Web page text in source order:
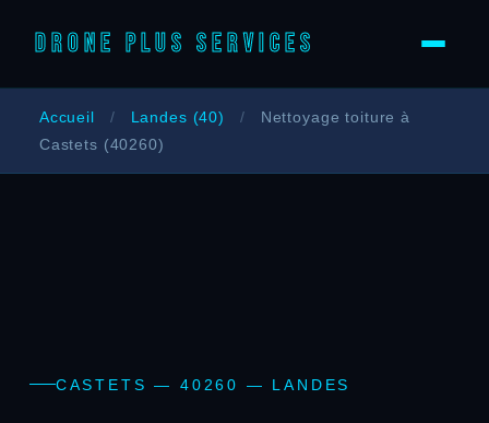
DRONE PLUS SERVICES
Accueil / Landes (40) /
Nettoyage toiture à
Castets (40260)
CASTETS — 40260 — LANDES